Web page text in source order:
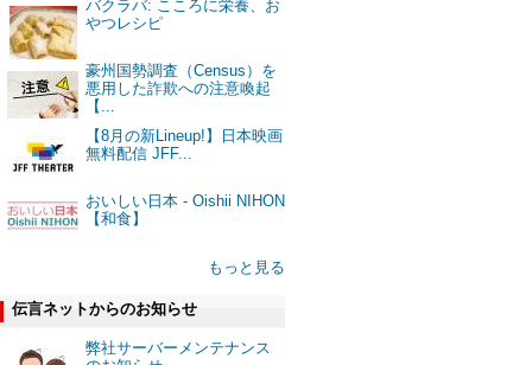
バクラバ: こころに栄養、お
やつレシピ
豪州国勢調査（Census）を
悪用した詐欺への注意喚起
【...
【8月の新Lineup!】日本映画
無料配信 JFF...
おいしい日本 - Oishii NIHON
【和食】
もっと見る
伝言ネットからのお知らせ
弊社サーバーメンテナンス